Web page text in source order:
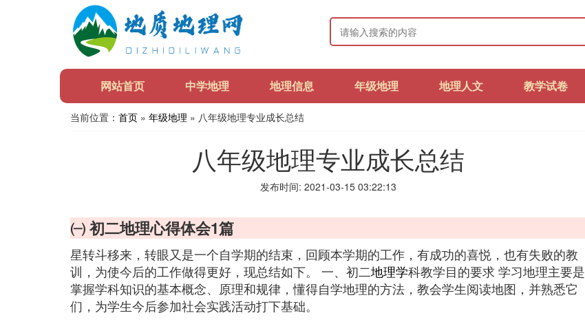
网站首页 中学地理 地理信息 年级地理 地理人文 教学试卷
当前位置： 首页 » 年级地理 » 八年级地理专业成长总结
八年级地理专业成长总结
发布时间: 2021-03-15 03:22:13
㈠ 初二地理心得体会1篇
星转斗移来，转眼又是一个自学期的结束，回顾本学期的工作，有成功的喜悦，也有失败的教
训，为使今后的工作做得更好，现总结如下。 一、初二地理学科教学目的要求 学习地理主要是
掌握学科知识的基本概念、原理和规律，懂得自学地理的方法，教会学生阅读地图，并熟悉它
们，为学生今后参加社会实践活动打下基础。